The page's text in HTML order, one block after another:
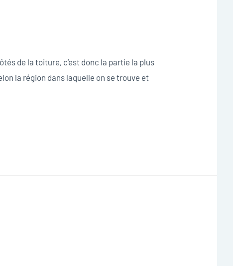
de la toiture, c’est donc la partie la plus
la région dans laquelle on se trouve et